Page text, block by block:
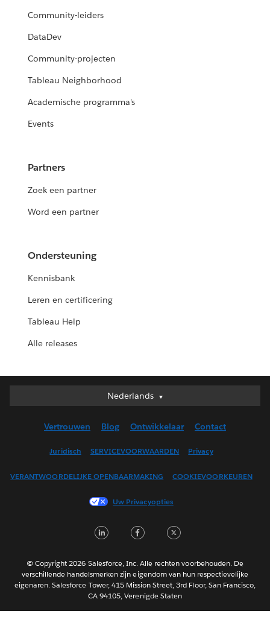
Community-leiders
DataDev
Community-projecten
Tableau Neighborhood
Academische programma's
Events
Partners
Zoek een partner
Word een partner
Ondersteuning
Kennisbank
Leren en certificering
Tableau Help
Alle releases
Nederlands
Nederlands
English (UK)
Français (Canada)
Français (France)
日本語
Português
Svenska
ไทย
简体中文
Vertrouwen Blog Ontwikkelaar Contact
Juridisch SERVICEVOORWAARDEN Privacy
VERANTWOORDELIJKE OPENBAARMAKING COOKIEVOORKEUREN
Uw Privacyopties
LinkedInFacebook
© Copyright 2026 Salesforce, Inc. Alle rechten voorbehouden. De
verschillende handelsmerken zijn eigendom van hun respectievelijke
eigenaren. Salesforce Tower, 415 Mission Street, 3rd Floor, San Francisco,
CA 94105, Verenigde Staten